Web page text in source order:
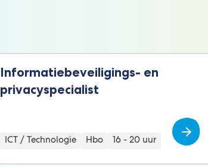
Informatiebeveiligings- en
privacyspecialist
ICT / Technologie Hbo 16 - 20 uur